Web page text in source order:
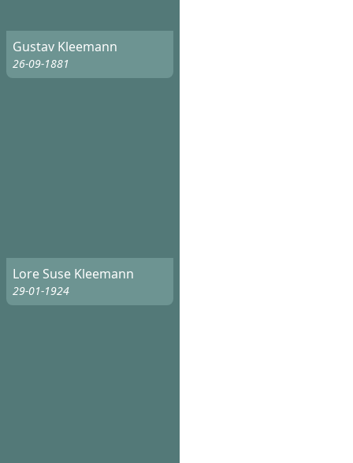
Gustav Kleemann
26-09-1881
Lore Suse Kleemann
29-01-1924